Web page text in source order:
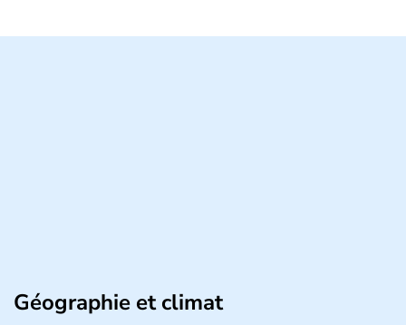
Géographie et climat